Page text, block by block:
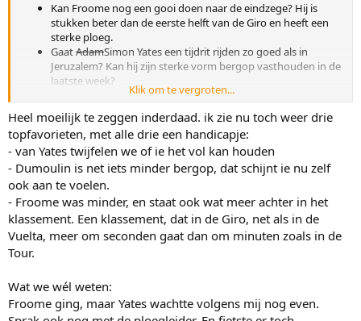
Kan Froome nog een gooi doen naar de eindzege? Hij is
stukken beter dan de eerste helft van de Giro en heeft een
sterke ploeg.
GaatAdamSimon Yates een tijdrit rijden zo goed als in
Jeruzalem? Kan hij zijn sterke vorm bergop vasthouden in de
laatste week?
Kan Tom Dumoulin gigantisch veel winnen in de tijdrit en/of
nog verbeteren in de laatste sterke bergetappes?
Is er nog plek op het podium voor allrounder Pinot,
superman Lopez, of local hero Pozzovivino?
Ergens denk ik dat de Giro nog wel eens helemaal opengegooid kan
worden. De laatste jaren is er toch een trend richting open rondes
met etappes die niet alleen maar op de slotklim worden beslist en
wat dat betreft is het nog niet zo'n hele spectaculaire Giro.
Klik om te vergroten...
Heel moeilijk te zeggen inderdaad. ik zie nu toch weer drie
topfavorieten, met alle drie een handicapje:
- van Yates twijfelen we of ie het vol kan houden
- Dumoulin is net iets minder bergop, dat schijnt ie nu zelf
ook aan te voelen.
- Froome was minder, en staat ook wat meer achter in het
klassement. Een klassement, dat in de Giro, net als in de
Vuelta, meer om seconden gaat dan om minuten zoals in de
Tour.
Wat we wél weten:
Froome ging, maar Yates wachtte volgens mij nog even.